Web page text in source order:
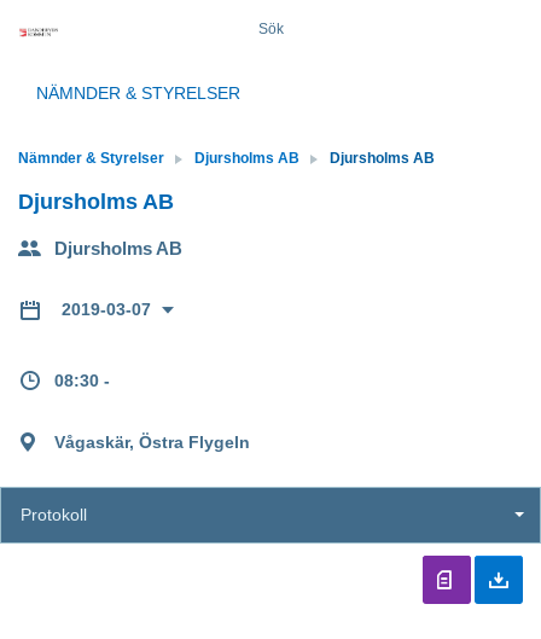
Sök
NÄMNDER & STYRELSER
Nämnder & Styrelser Djursholms AB Djursholms AB
Djursholms AB
Djursholms AB
2019-03-07
08:30 -
Vågaskär, Östra Flygeln
Protokoll